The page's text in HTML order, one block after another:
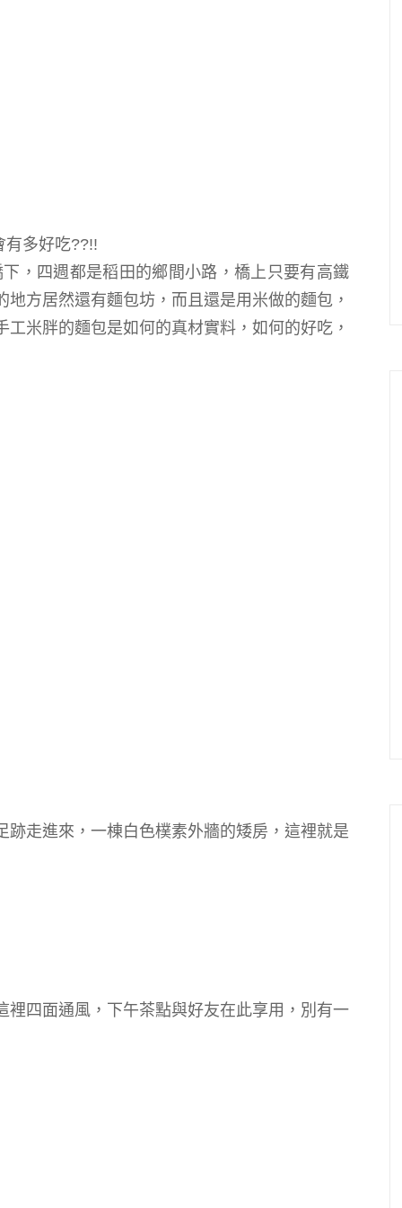
有多好吃??!!
，四週都是稻田的鄉間小路 ，橋上只要有高鐵
方居然還有麵包坊，而且還是用米做的麵包，
米胖的麵包是如何的真材實料，如何的好吃，
走進來，一棟白色樸素外牆的矮房，這裡就是
四面通風，下午茶點與好友在此享用，別有一